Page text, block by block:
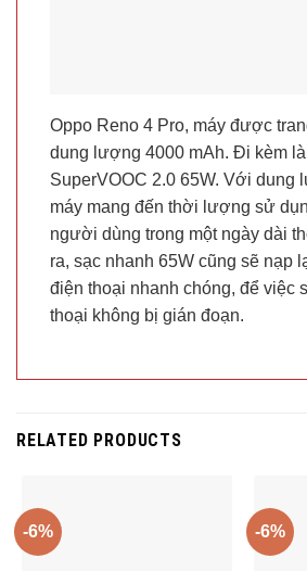
Oppo Reno 4 Pro, máy được
dung lượng 4000 mAh. Đi kèm
SuperVOOC 2.0 65W. Với dung
máy mang đến thời lượng sử
người dùng trong một ngày dài
ra, sạc nhanh 65W cũng sẽ nạp
điện thoại nhanh chóng, để việc
thoại không bị gián đoạn.
RELATED PRODUCTS
-6% -6%